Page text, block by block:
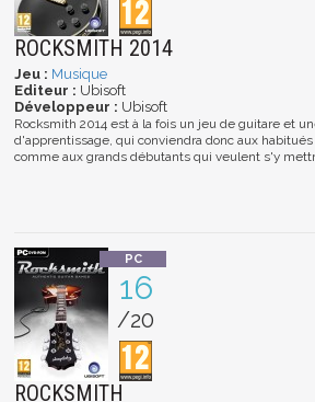
ROCKSMITH 2014
Jeu : Musique
Editeur : Ubisoft
Développeur : Ubisoft
Rocksmith 2014 est à la fois un jeu de guitare et
d'apprentissage, qui conviendra donc aux
comme aux grands débutants qui veulent s'y
16
/20
ROCKSMITH